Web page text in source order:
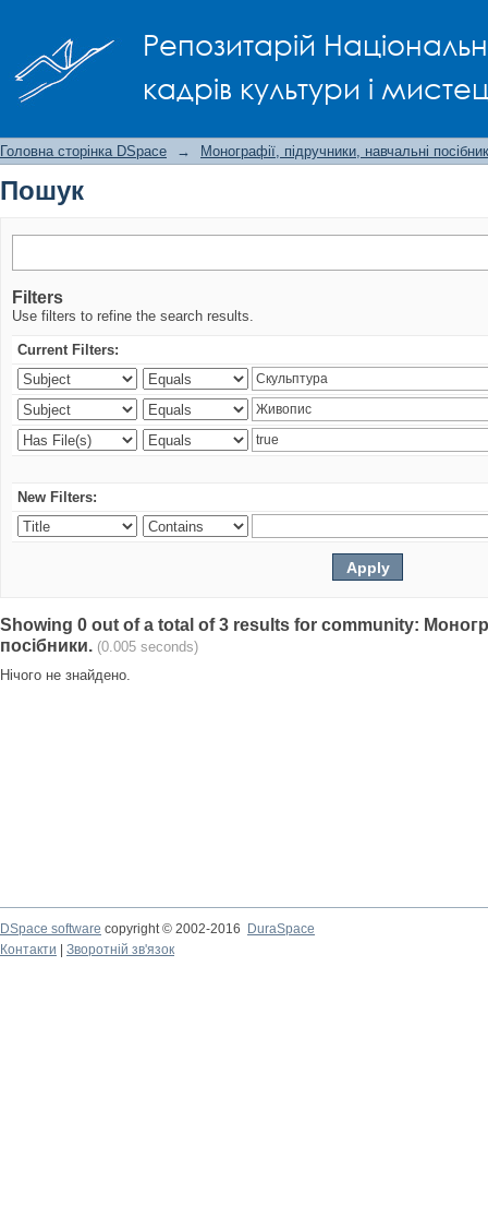
Репозитарій
кадрів культури і
Головна сторінка DSpace → Монографії, підручники, навчальні
Пошук
Filters
Use filters to refine the search results.
Current Filters:
New Filters:
Showing 0 out of a total of 3 results for community:
посібники. (0.005 seconds)
Нічого не знайдено.
DSpace software copyright © 2002-2016
DuraSpace
Контакти
Зворотній зв'язок